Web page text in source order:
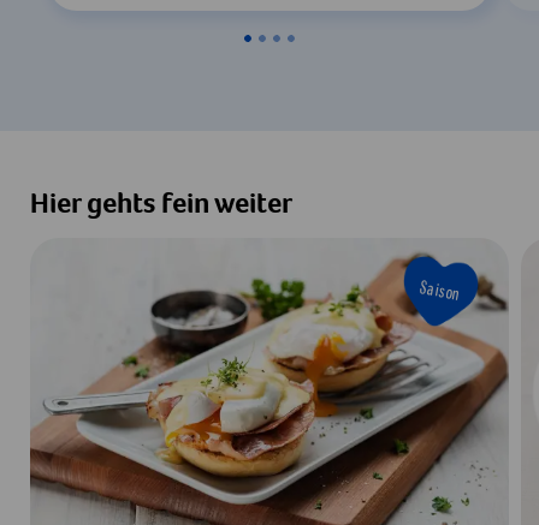
Hier gehts fein weiter
Saison